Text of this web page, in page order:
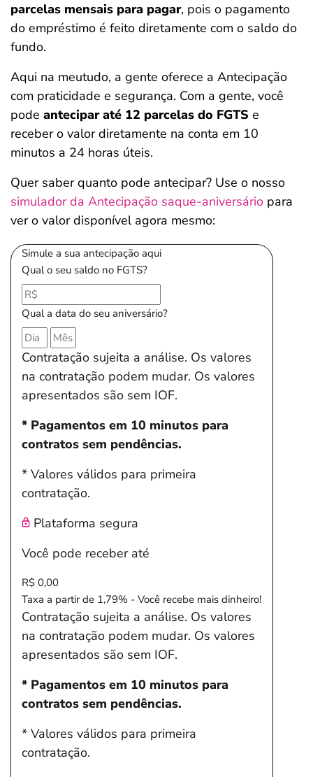
parcelas mensais para pagar, pois o pagamento
do empréstimo é feito diretamente com o saldo do
fundo.
Aqui na meutudo, a gente oferece a Antecipação
com praticidade e segurança. Com a gente, você
pode antecipar até 12 parcelas do FGTS e
receber o valor diretamente na conta em 10
minutos a 24 horas úteis.
Quer saber quanto pode antecipar? Use o nosso
simulador da Antecipação saque-aniversário para
ver o valor disponível agora mesmo:
Simule a sua antecipação aqui
Qual o seu saldo no FGTS?
Qual a data do seu aniversário?
Contratação sujeita a análise. Os valores
na contratação podem mudar. Os valores
apresentados são sem IOF.
* Pagamentos em 10 minutos para
contratos sem pendências.
* Valores válidos para primeira
contratação.
Plataforma segura
Você pode receber até
R$ 0,00
Taxa a partir de 1,79% - Você recebe mais dinheiro!
Contratação sujeita a análise. Os valores
na contratação podem mudar. Os valores
apresentados são sem IOF.
* Pagamentos em 10 minutos para
contratos sem pendências.
* Valores válidos para primeira
contratação.